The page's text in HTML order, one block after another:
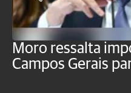
Moro ressalta
Campos Gerais